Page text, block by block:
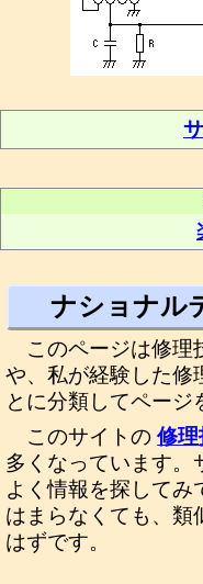
ナショナル
このページは修理
や、私が経験した修
とに分類してページ
このサイトの修
多くなっています。
よく情報を探してみ
はまらなくても、類
はずです。